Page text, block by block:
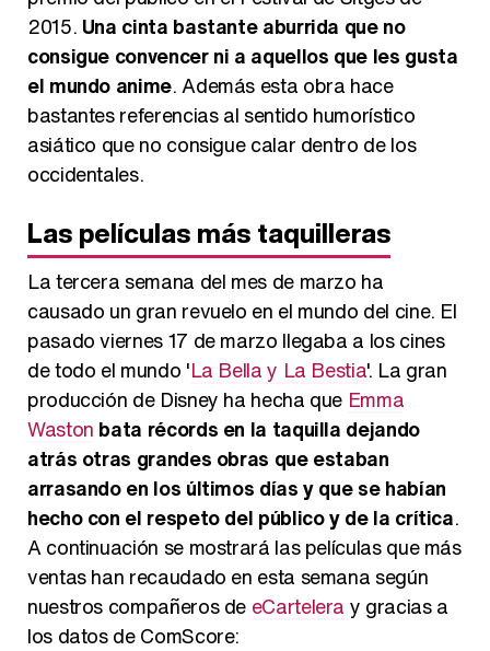
2015. Una cinta bastante aburrida que no
consigue convencer ni a aquellos que les gusta
el mundo anime. Además esta obra hace
bastantes referencias al sentido humorístico
asiático que no consigue calar dentro de los
occidentales.
Las películas más taquilleras
La tercera semana del mes de marzo ha
causado un gran revuelo en el mundo del cine. El
pasado viernes 17 de marzo llegaba a los cines
de todo el mundo 'La Bella y La Bestia'. La gran
producción de Disney ha hecha que Emma
Waston bata récords en la taquilla dejando
atrás otras grandes obras que estaban
arrasando en los últimos días y que se habían
hecho con el respeto del público y de la crítica.
A continuación se mostrará las películas que más
ventas han recaudado en esta semana según
nuestros compañeros de eCartelera y gracias a
los datos de ComScore: